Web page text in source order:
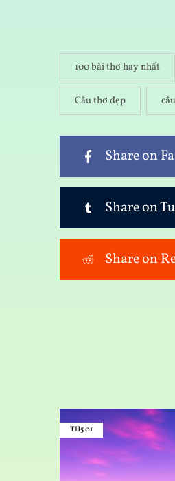
100 bài thơ hay nhất
Câu thơ đẹp
Share on
Share on
Share on
TH501